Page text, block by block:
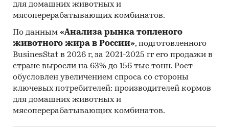
для домашних животных и
мясоперерабатывающих комбинатов.
По данным «Анализа рынка топленого
животного жира в России», подготовленного
BusinesStat в 2026 г, за 2021-2025 гг его продажи в
стране выросли на 63% до 156 тыс тонн. Рост
обусловлен увеличением спроса со стороны
ключевых потребителей: производителей кормов
для домашних животных и
мясоперерабатывающих комбинатов.